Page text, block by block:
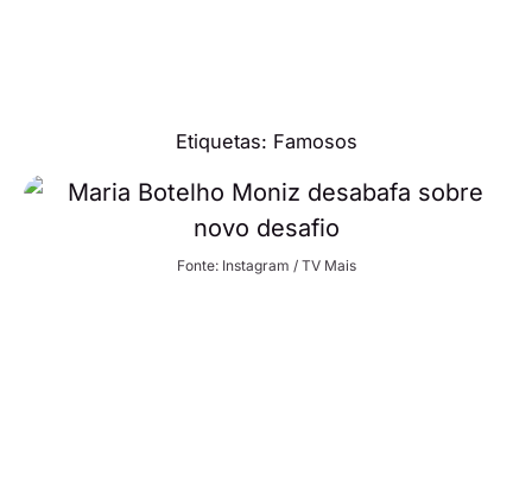
Etiquetas: Famosos
Fonte: Instagram / TV Mais